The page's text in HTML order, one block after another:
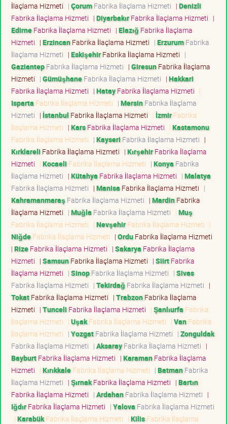
İlaçlama Hizmeti | ÇorumFabrika İlaçlama Hizmeti | Denizli
Fabrika İlaçlama Hizmeti | DiyarbakırFabrika İlaçlama Hizmeti |
EdirneFabrika İlaçlama Hizmeti | Elazığ Fabrika İlaçlama
Hizmeti | ErzincanFabrika İlaçlama Hizmeti | ErzurumFabrika
İlaçlama Hizmeti | EskişehirFabrika İlaçlama Hizmeti |
GaziantepFabrika İlaçlama Hizmeti | GiresunFabrika İlaçlama
Hizmeti | GümüşhaneFabrika İlaçlama Hizmeti | Hakkari
Fabrika İlaçlama Hizmeti | HatayFabrika İlaçlama Hizmeti |
Isparta Fabrika İlaçlama Hizmeti | MersinFabrika İlaçlama
Hizmeti | İstanbul Fabrika İlaçlama Hizmeti | İzmirFabrika
İlaçlama Hizmeti | KarsFabrika İlaçlama Hizmeti | Kastamonu
Fabrika İlaçlama Hizmeti | Kayseri Fabrika İlaçlama Hizmeti |
Kırklareli Fabrika İlaçlama Hizmeti | KırşehirFabrika İlaçlama
Hizmeti | Kocaeli Fabrika İlaçlama Hizmeti | Konya Fabrika
İlaçlama Hizmeti | Kütahya Fabrika İlaçlama Hizmeti | Malatya
Fabrika İlaçlama Hizmeti | Manisa Fabrika İlaçlama Hizmeti |
Kahramanmaraş Fabrika İlaçlama Hizmeti | MardinFabrika
İlaçlama Hizmeti | Muğla Fabrika İlaçlama Hizmeti | Muş
Fabrika İlaçlama Hizmeti | NevşehirFabrika İlaçlama Hizmeti |
NiğdeFabrika İlaçlama Hizmeti | OrduFabrika İlaçlama Hizmeti
| RizeFabrika İlaçlama Hizmeti | Sakarya Fabrika İlaçlama
Hizmeti | SamsunFabrika İlaçlama Hizmeti | SiirtFabrika
İlaçlama Hizmeti | SinopFabrika İlaçlama Hizmeti | Sivas
Fabrika İlaçlama Hizmeti | Tekirdağ Fabrika İlaçlama Hizmeti |
TokatFabrika İlaçlama Hizmeti | TrabzonFabrika İlaçlama
Hizmeti | Tunceli Fabrika İlaçlama Hizmeti | Şanlıurfa Fabrika
İlaçlama Hizmeti | UşakFabrika İlaçlama Hizmeti | VanFabrika
İlaçlama Hizmeti | YozgatFabrika İlaçlama Hizmeti | Zonguldak
Fabrika İlaçlama Hizmeti | AksarayFabrika İlaçlama Hizmeti |
BayburtFabrika İlaçlama Hizmeti | KaramanFabrika İlaçlama
Hizmeti | KırıkkaleFabrika İlaçlama Hizmeti | BatmanFabrika
İlaçlama Hizmeti | ŞırnakFabrika İlaçlama Hizmeti | Bartın
Fabrika İlaçlama Hizmeti | ArdahanFabrika İlaçlama Hizmeti |
IğdırFabrika İlaçlama Hizmeti | Yalova Fabrika İlaçlama Hizmeti
| KarabükFabrika İlaçlama Hizmeti | KilisFabrika İlaçlama